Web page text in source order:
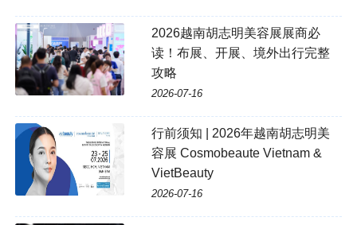
2026越南胡志明美容展展商必
读！布展、开展、境外出行完整
攻略
2026-07-16
行前须知 | 2026年越南胡志明美
容展 Cosmobeaute Vietnam &
VietBeauty
2026-07-16